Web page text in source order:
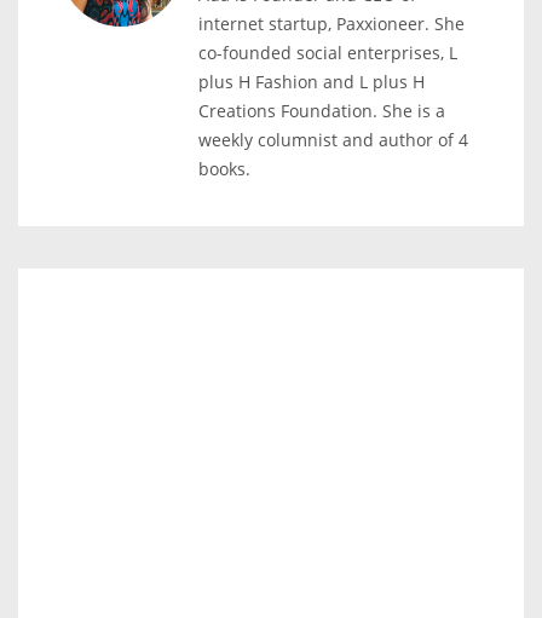
internet startup, Paxxioneer. She
co-founded social enterprises, L
plus H Fashion and L plus H
Creations Foundation. She is a
weekly columnist and author of 4
books.